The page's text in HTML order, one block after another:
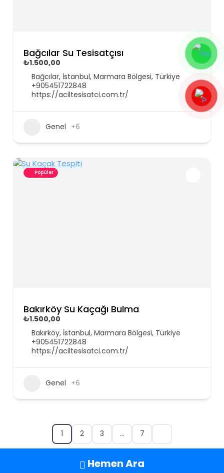
Bağcılar Su Tesisatçısı
₺1.500,00
Bağcılar, İstanbul, Marmara Bölgesi, Türkiye
+905451722848
https://aciltesisatci.com.tr/
Genel +6
Popüler
Bakırköy Su Kaçağı Bulma
₺1.500,00
Bakırköy, İstanbul, Marmara Bölgesi, Türkiye
+905451722848
https://aciltesisatci.com.tr/
Genel +6
1 2 3 … 7
Su Kaçağı Bulma ve Su Kaçak Tespit Etme
Hemen Ara